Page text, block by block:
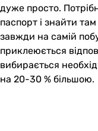
дуже просто.
паспорт і знайти
завжди на самій
приклеюється
вибирається
на 20-30 % більшою.